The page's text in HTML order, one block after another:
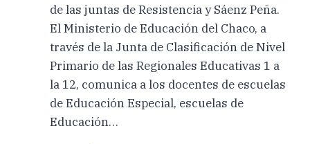
de las juntas de Resistencia y Sáenz Peña.
El Ministerio de Educación del Chaco, a
través de la Junta de Clasificación de Nivel
Primario de las Regionales Educativas 1 a
la 12, comunica a los docentes de escuelas
de Educación Especial, escuelas de
Educación…